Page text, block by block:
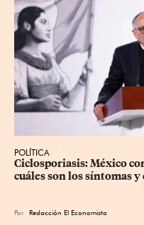
POLÍTICA
Ciclosporiasis: México
cuáles son los síntomas y
Por Redacción El Economista